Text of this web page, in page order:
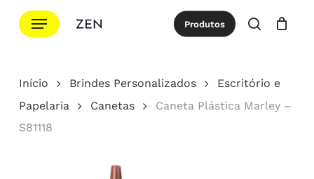
para
principal
Menu Produtos
procurar
Cotação Close
Início Brindes Personalizados
Escritório e
Papelaria
Canetas
Caneta Plástica Marley –
S81118